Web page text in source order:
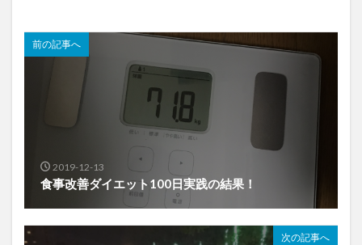
前の記事へ
2019-12-13
食事改善ダイエット100日実践の結果！
次の記事へ